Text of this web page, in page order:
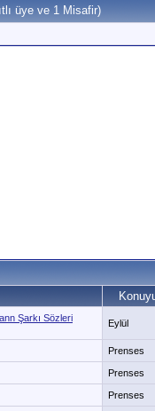
üye ve 1 Misafir)
Şarkı Sözleri
Eylül
Prenses
Prenses
Prenses